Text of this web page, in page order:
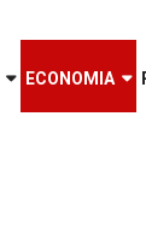
ECONOMIA